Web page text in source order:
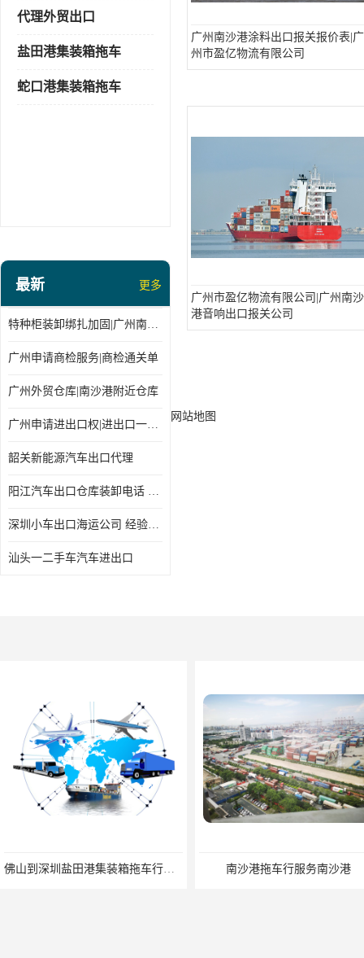
代理外贸出口
盐田港集装箱拖车
蛇口港集装箱拖车
最新 更多
特种柜装卸绑扎加固|广州南沙仓库装卸
广州申请商检服务|商检通关单
广州外贸仓库|南沙港附近仓库
广州申请进出口权|进出口一站式
韶关新能源汽车出口代理
阳江汽车出口仓库装卸电话 经验丰富
深圳小车出口海运公司 经验丰富
汕头一二手车汽车进出口
广州南沙港涂料出口报关报价表|广
州市盈亿物流有限公司
广州市盈亿物流有限公司|广州南沙
港音响出口报关公司
佛山到深圳盐田港集装箱拖车行单价|深耕港口服务 南沙港拖车行服务南沙港
网站地图